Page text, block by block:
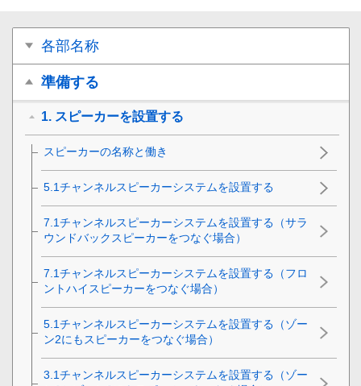
各部名称
準備する
1. スピーカーを設置する
スピーカーの名称と働き
5.1チャンネルスピーカーシステムを設置する
7.1チャンネルスピーカーシステムを設置する（サラ
ウンドバックスピーカーをつなぐ場合）
7.1チャンネルスピーカーシステムを設置する（フロ
ントハイスピーカーをつなぐ場合）
5.1チャンネルスピーカーシステムを設置する（ゾー
ン2にもスピーカーをつなぐ場合）
3.1チャンネルスピーカーシステムを設置する（ゾー